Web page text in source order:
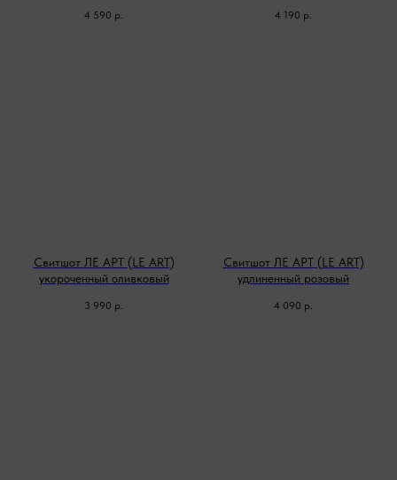
4 590 р. 4 190 р.
Свитшот ЛЕ АРТ (LE ART)
укороченный оливковый
3 990 р.
Свитшот ЛЕ АРТ (LE ART)
удлиненный розовый
4 090 р.